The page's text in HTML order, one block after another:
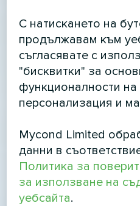
С натискането на
продължавам към
съгласявате с
"бисквитки" за
функционалности на
персонализация и
Mycond Limited
данни в
Политика за
за използване на
уебсайта.